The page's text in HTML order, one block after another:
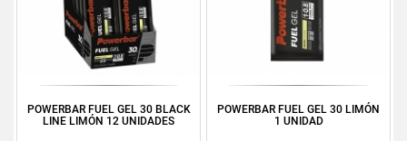
POWERBAR FUEL GEL 30 BLACK
LINE LIMÓN 12 UNIDADES
POWERBAR FUEL GEL 30 LIMÓN
1 UNIDAD